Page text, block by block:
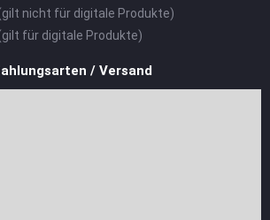
nicht für digitale Produkte)
für digitale Produkte)
/ Versand